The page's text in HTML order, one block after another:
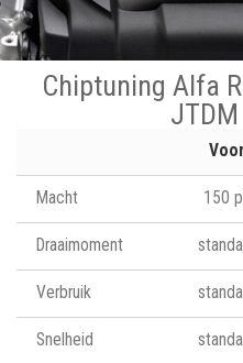
Chiptuning Alfa
Voor
Macht 150
Draaimoment
Verbruik
Snelheid